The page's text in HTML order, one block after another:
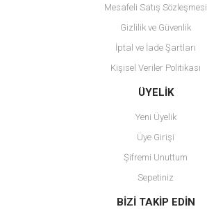
Gönder
Mesafeli Satış Sözleşmesi
Gizlilik ve Güvenlik
İptal ve İade Şartları
Kişisel Veriler Politikası
ÜYELİK
Yeni Üyelik
Üye Girişi
Şifremi Unuttum
Sepetiniz
BİZİ TAKİP EDİN